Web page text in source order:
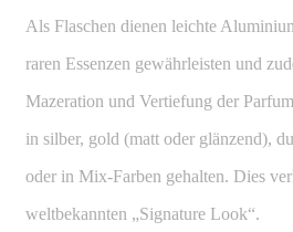
Als Flaschen dienen leichte
raren Essenzen gewährleisten und
Mazeration und Vertiefung der
in silber, gold (matt oder glänzend),
oder in Mix-Farben gehalten. Dies
weltbekannten „Signature Look“.